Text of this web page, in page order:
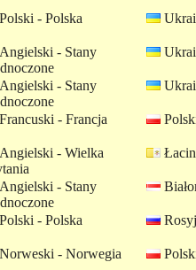
Polski - Polska
Angielski - Stany
Angielski - Stany
Francuski - Francja
Angielski - Wielka
Angielski - Stany
Polski - Polska
Norweski - Norwegia